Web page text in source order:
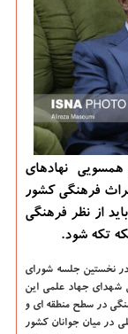
نهادهای
فرهنگی كشور
از نظر فرهنگی
تكه شود.
نخستین جلسه شورای
شهدای جهاد علمی این
در سطح منطقه ای و
در میان جوانان کشور